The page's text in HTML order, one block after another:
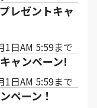
レゼントキャ
1日AM 5:59まで
ャンペーン!
1日AM 5:59まで
ペーン！